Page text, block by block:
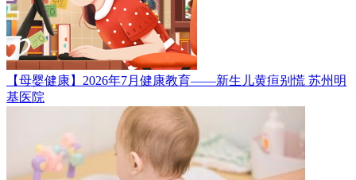
【母婴健康】2026年7月健康教育——新生儿黄疸别慌 苏州明
基医院